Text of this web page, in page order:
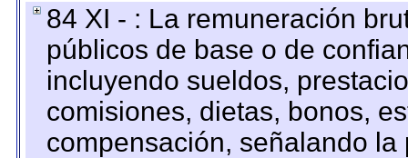
84 XI - : La remuneración
públicos de base o de
incluyendo sueldos,
comisiones, dietas, bonos,
compensación, señalando